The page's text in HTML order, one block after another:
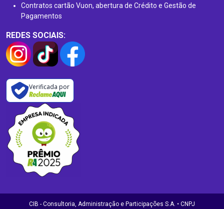
Contratos cartão Vuon, abertura de Crédito e Gestão de
Pagamentos
REDES SOCIAIS:
Verificada por
CIB - Consultoria, Administração e Participações S.A. • CNPJ